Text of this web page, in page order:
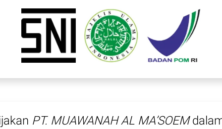
PT. MUAWANAH AL MA’SOEM